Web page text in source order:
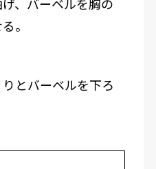
、バーベルを胸の
。
とバーベルを下ろ